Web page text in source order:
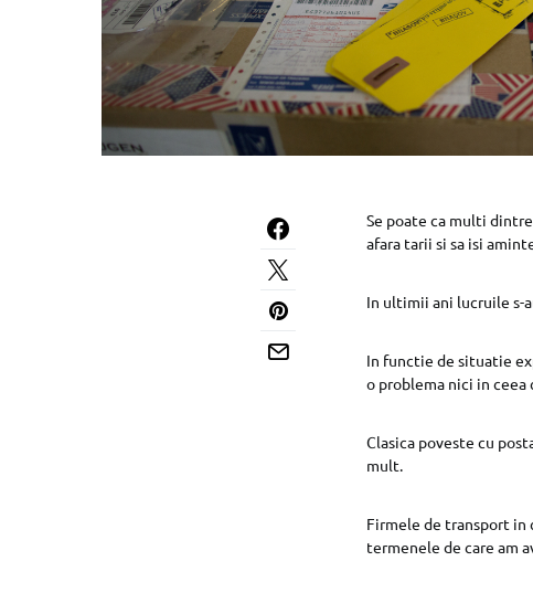
Se poate ca multi
afara tarii si sa isi
In ultimii ani lucruile s-
In functie de situatie
o problema nici in
Clasica poveste cu
mult.
Firmele de transport in
termenele de care am